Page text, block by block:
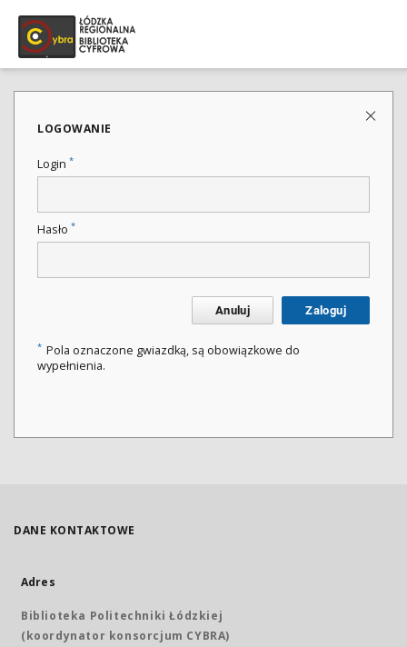
LOGOWANIE
Login *
Hasło *
Anuluj Zaloguj
* Pola oznaczone gwiazdką, są obowiązkowe do
wypełnienia.
DANE KONTAKTOWE
Adres
Biblioteka Politechniki Łódzkiej
(koordynator konsorcjum CYBRA)